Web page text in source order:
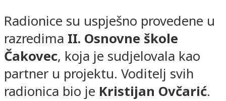
Radionice su uspješno provedene u
razredima II. Osnovne škole
Čakovec, koja je sudjelovala kao
partner u projektu. Voditelj svih
radionica bio je Kristijan Ovčarić.